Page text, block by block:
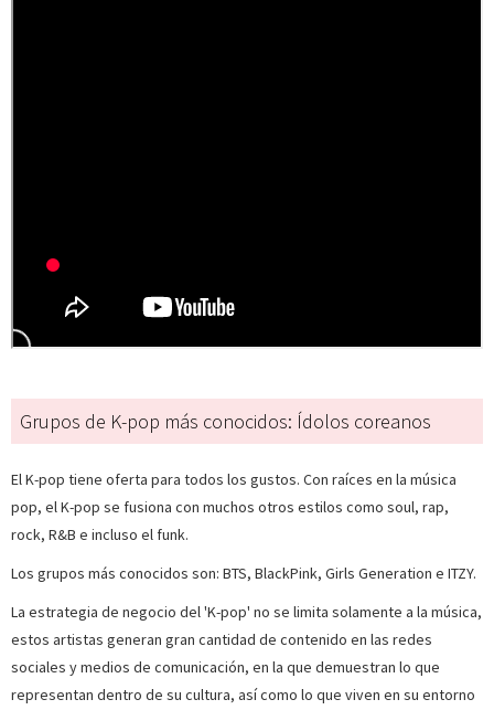
Grupos de K-pop más conocidos: Ídolos coreanos
El K-pop tiene oferta para todos los gustos. Con raíces en la música
pop, el K-pop se fusiona con muchos otros estilos como soul, rap,
rock, R&B e incluso el funk.
Los grupos más conocidos son: BTS, BlackPink, Girls Generation e ITZY.
La estrategia de negocio del 'K-pop' no se limita solamente a la música,
estos artistas generan gran cantidad de contenido en las redes
sociales y medios de comunicación, en la que demuestran lo que
representan dentro de su cultura, así como lo que viven en su entorno